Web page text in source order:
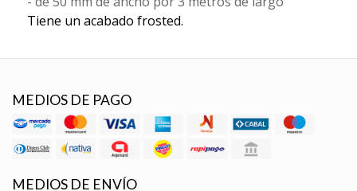
Tiene un acabado frosted.
MEDIOS DE PAGO
MEDIOS DE ENVÍO